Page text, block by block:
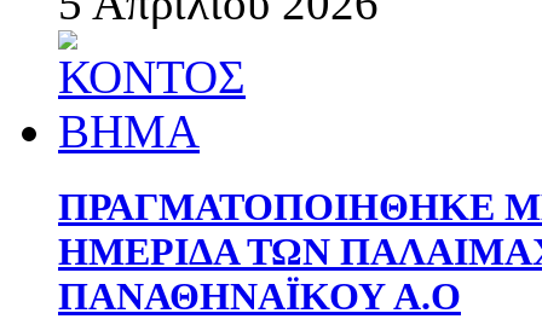
ΠΡΑΓΜΑΤΟΠΟΙΗΘΗΚΕ
ΗΜΕΡΙΔΑ ΤΩΝ
ΠΑΝΑΘΗΝΑΪΚΟΥ Α.Ο